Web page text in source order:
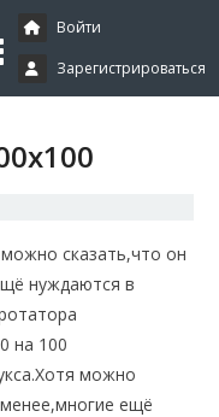
игры
Войти
Зарегистрироваться
сказать,что он
нуждаются в
на 100
можно
ещё